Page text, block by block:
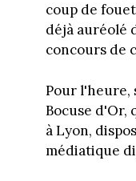
coup de
déjà auréolé
concours de
Pour l'heure,
Bocuse d'Or,
à Lyon,
médiatique